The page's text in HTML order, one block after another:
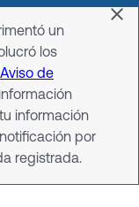
un
los
Aviso de
información
por
registrada.